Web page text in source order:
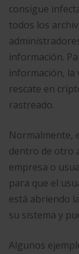
consigue
todos los
información.
información, la
rescate en
rastreado.
Normalmente,
dentro de otro
empresa o
para que el
está abriendo
su sistema y
Algunos